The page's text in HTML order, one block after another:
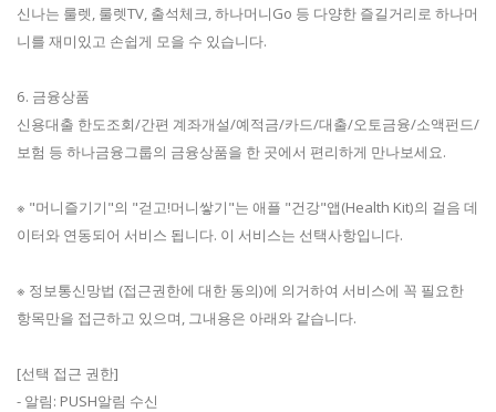
신나는 룰렛, 룰렛TV, 출석체크, 하나머니Go 등 다양한 즐길거리로 하나머
니를 재미있고 손쉽게 모을 수 있습니다.
6. 금융상품
신용대출 한도조회/간편 계좌개설/예적금/카드/대출/오토금융/소액펀드/
보험 등 하나금융그룹의 금융상품을 한 곳에서 편리하게 만나보세요.
※ "머니즐기기"의 "걷고!머니쌓기"는 애플 "건강"앱(Health Kit)의 걸음 데
이터와 연동되어 서비스 됩니다. 이 서비스는 선택사항입니다.
※ 정보통신망법 (접근권한에 대한 동의)에 의거하여 서비스에 꼭 필요한
항목만을 접근하고 있으며, 그내용은 아래와 같습니다.
[선택 접근 권한]
- 알림: PUSH알림 수신